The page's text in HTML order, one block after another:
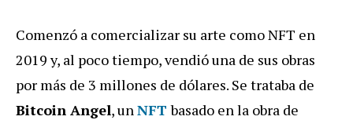
Comenzó a comercializar su arte como NFT en
2019 y, al poco tiempo, vendió una de sus obras
por más de 3 millones de dólares. Se trataba de
Bitcoin Angel, unNFTbasado en la obra de